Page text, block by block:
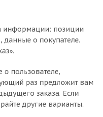
информации: позиции
данные о покупателе.
пользователе,
раз предложит вам
заказа. Если
другие варианты.